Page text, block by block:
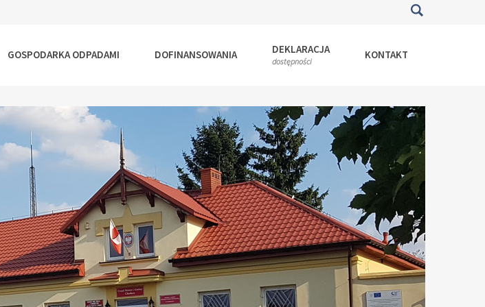
GOSPODARKA ODPADAMI DOFINANSOWANIA DEKLARACJA
dostępności KONTAKT